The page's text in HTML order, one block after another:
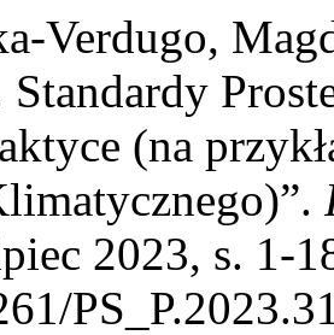
Verdugo,
(na
2023, s. 1-